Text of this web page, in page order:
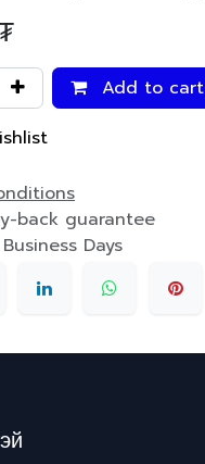
Add to cart
back guarantee
Days